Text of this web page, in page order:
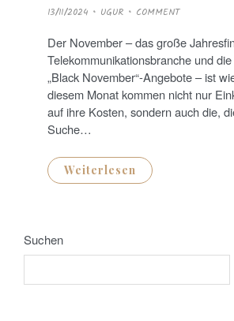
P
O
T
E
D
O
N
13/11/2024 UGUR COMMENT
Der November – das große
Telekommunikationsbranche und
„Black November“-Angebote – ist
diesem Monat kommen nicht nur
auf ihre Kosten, sondern auch die,
Suche…
Weiterlesen
Suchen